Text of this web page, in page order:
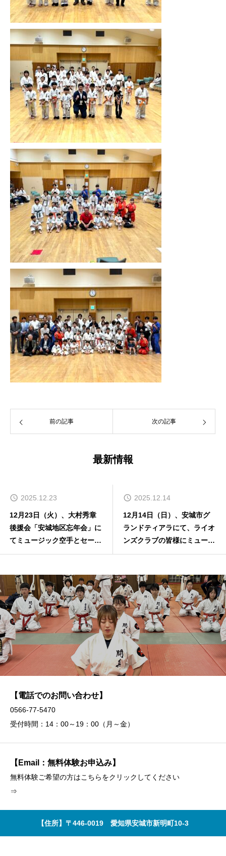
前の記事 次の記事
最新情報
2025.12.14
12月14日（日）、安城市グ
ランドティアラにて、ライオ
ンズクラブの皆様にミュージ
ック空手を見て頂きました！
2025.11.28
PV動画：2025年第1回セーフ
ティー組手グランドチャンピ
オン選手権大会
【電話でのお問い合わせ】
0566-77-5470
受付時間：14：00～19：00（月～金）
【Email：無料体験お申込み】
無料体験ご希望の方はこちらをクリックしてください
⇒
【住所】〒446-0019 愛知県安城市新明町10-3